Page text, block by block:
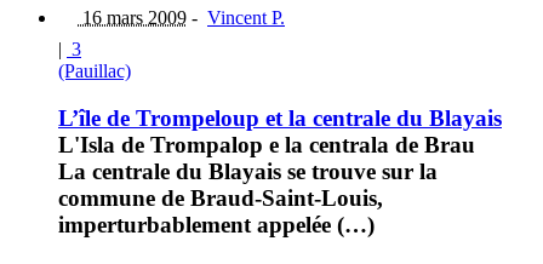
16 mars 2009 - Vincent P.
| 3
(Pauillac)
L’île de Trompeloup et la centrale du Blayais
L'Isla de Trompalop e la centrala de Brau
La centrale du Blayais se trouve sur la
commune de Braud-Saint-Louis,
imperturbablement appelée (…)